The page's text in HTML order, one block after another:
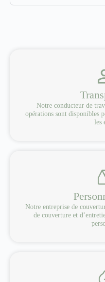
Notre conducteur de
opérations sont disponibles
les
Notre entreprise de
de couverture et